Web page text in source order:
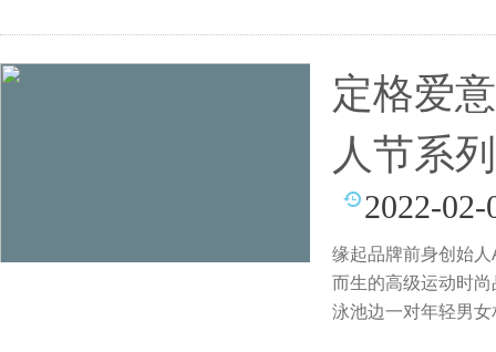
定格爱
人节系
2022-02-
缘起品牌前身创始
而生的高级运动时尚
泳池边一对年轻男